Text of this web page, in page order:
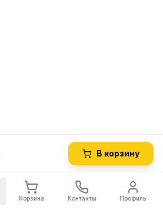
В корзину
Корзина Контакты Профиль